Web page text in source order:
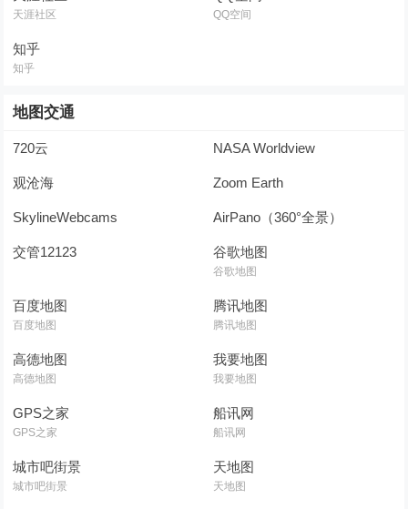
天涯社区 QQ空间
知乎
知乎
地图交通
720云 NASA Worldview
观沧海 Zoom Earth
SkylineWebcams AirPano（360°全景）
交管12123 谷歌地图
谷歌地图
百度地图
百度地图
腾讯地图
腾讯地图
高德地图
高德地图
我要地图
我要地图
GPS之家
GPS之家
船讯网
船讯网
城市吧街景
城市吧街景
天地图
天地图